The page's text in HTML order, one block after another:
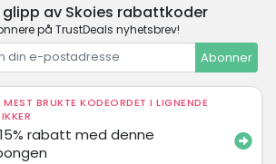
glipp av Skoies rabattkoder
på TrustDeals nyhetsbrev!
Abonner
MEST BRUKTE KODEORDET I LIGNENDE
rabatt med denne